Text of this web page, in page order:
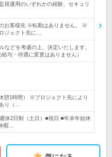
視運用のいずれかの経験、セキュリ
お客様先 ※転勤はありません。 ※
ジェクト先に…
などを考慮の上、決定いたします。
与・待遇に変更はありません）
憩1時間） ※プロジェクト先により
り（…
休2日制（土日）■祝日 ■年末年始休
暇…